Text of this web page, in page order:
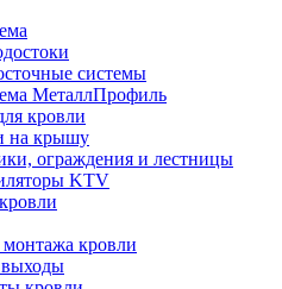
системы
МеталлПрофиль
кровли
на крышу
ограждения и лестницы
KTV
кровли